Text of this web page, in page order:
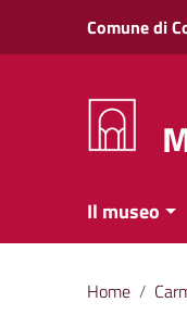
Vai ai contenuti
Vai al menu di
Comune di
Il museo
Home /